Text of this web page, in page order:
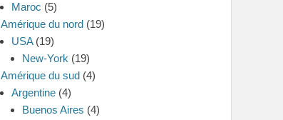
Maroc (5)
Amérique du nord (19)
USA(19)
New-York (19)
Amérique du sud (4)
Argentine (4)
Buenos Aires (4)